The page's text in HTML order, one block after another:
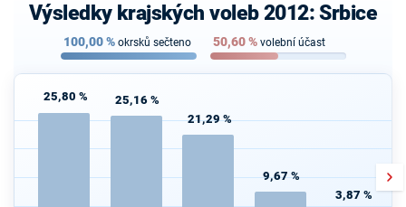
Výsledky krajských voleb 2012: Srbice
100,00% okrsků sečteno 50,60% volební účast
25,80 % 25,16 %
21,29 %
9,67 %
3,87 %